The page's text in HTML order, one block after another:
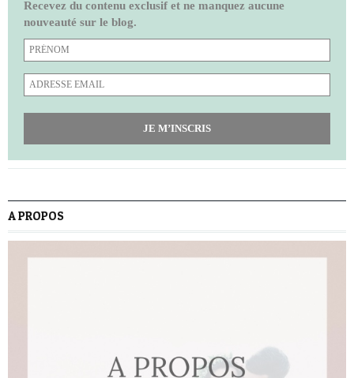
Recevez du contenu exclusif et ne manquez aucune
nouveauté sur le blog.
JE M’INSCRIS
A PROPOS